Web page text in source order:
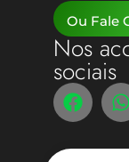
Ou Fale
Nos
sociais